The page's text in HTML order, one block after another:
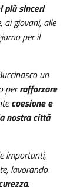
più sinceri
giovani, alle
per il
un
perrafforzare
coesione e
nostra città
importanti,
lavorando
,